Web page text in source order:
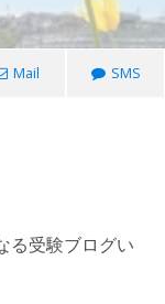
Mail SMS
る受験ブログい